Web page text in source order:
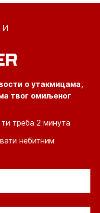
И
о утакмицама,
твог омиљеног
ти треба 2 минута
небитним